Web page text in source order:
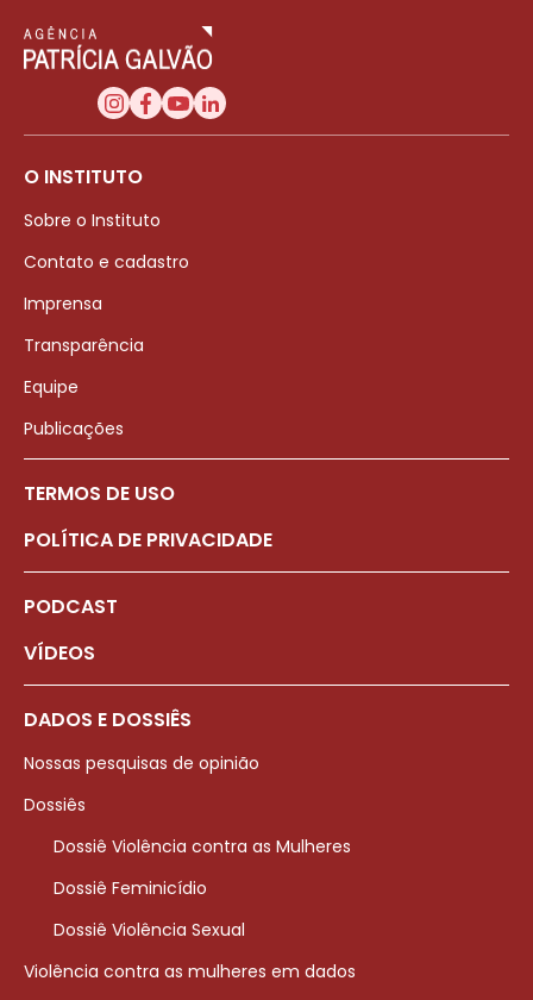
O INSTITUTO
Sobre o Instituto
Contato e cadastro
Imprensa
Transparência
Equipe
Publicações
TERMOS DE USO
POLÍTICA DE PRIVACIDADE
PODCAST
VÍDEOS
DADOS E DOSSIÊS
Nossas pesquisas de opinião
Dossiês
Dossiê Violência contra as Mulheres
Dossiê Feminicídio
Dossiê Violência Sexual
Violência contra as mulheres em dados